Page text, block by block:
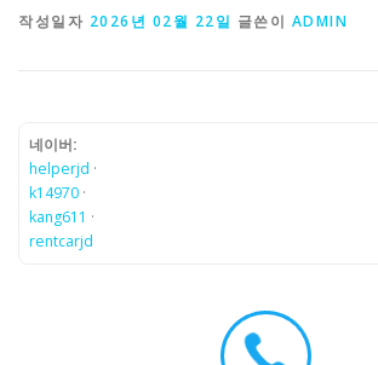
작성일자 2026년 02월 22일 글쓴이 ADMIN
네이버:
helperjd ·
k14970 ·
kang611 ·
rentcarjd